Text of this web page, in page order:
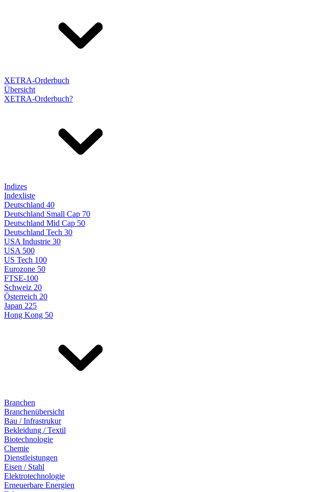
XETRA-Orderbuch
Übersicht
XETRA-Orderbuch?
Indizes
Indexliste
Deutschland 40
Deutschland Small Cap 70
Deutschland Mid Cap 50
Deutschland Tech 30
USA Industrie 30
USA 500
US Tech 100
Eurozone 50
FTSE-100
Schweiz 20
Österreich 20
Japan 225
Hong Kong 50
Branchen
Branchenübersicht
Bau / Infrastrukur
Bekleidung / Textil
Biotechnologie
Chemie
Dienstleistungen
Eisen / Stahl
Elektrotechnologie
Erneuerbare Energien